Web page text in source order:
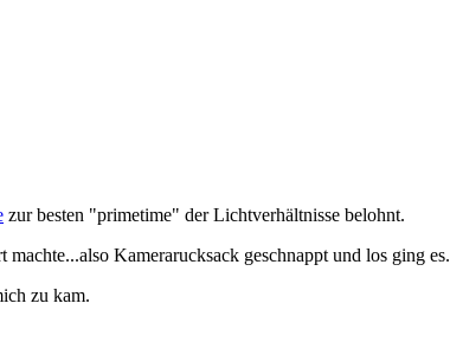
zur besten "primetime" der Lichtverhältnisse belohnt.
Kamerarucksack geschnappt und los ging es.
zu kam.